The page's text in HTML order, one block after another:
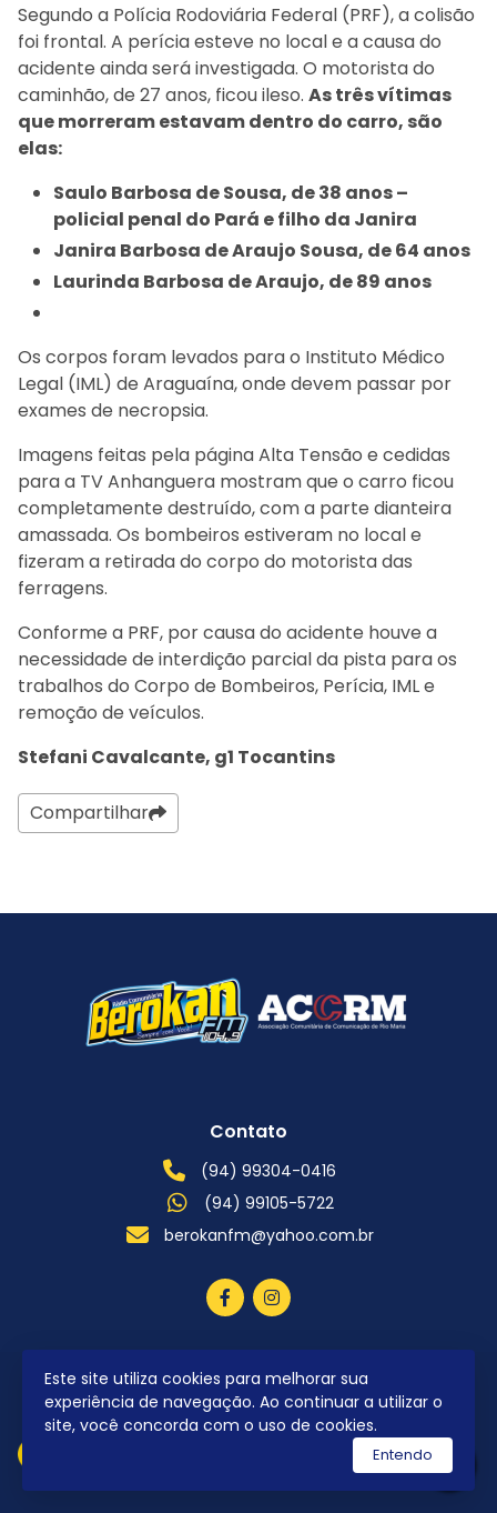
Segundo a Polícia Rodoviária Federal (PRF), a colisão
foi frontal. A perícia esteve no local e a causa do
acidente ainda será investigada. O motorista do
caminhão, de 27 anos, ficou ileso. As três vítimas
que morreram estavam dentro do carro, são
elas:
Saulo Barbosa de Sousa, de 38 anos –
policial penal do Pará e filho da Janira
Janira Barbosa de Araujo Sousa, de 64 anos
Laurinda Barbosa de Araujo, de 89 anos
Os corpos foram levados para o Instituto Médico
Legal (IML) de Araguaína, onde devem passar por
exames de necropsia.
Imagens feitas pela página Alta Tensão e cedidas
para a TV Anhanguera mostram que o carro ficou
completamente destruído, com a parte dianteira
amassada. Os bombeiros estiveram no local e
fizeram a retirada do corpo do motorista das
ferragens.
Conforme a PRF, por causa do acidente houve a
necessidade de interdição parcial da pista para os
trabalhos do Corpo de Bombeiros, Perícia, IML e
remoção de veículos.
Stefani Cavalcante, g1 Tocantins
Compartilhar
Este site utiliza cookies para melhorar sua
experiência de navegação. Ao continuar a utilizar o
site, você concorda com o uso de cookies.
Entendo
Contato
(94) 99304-0416
(94) 99105-5722
berokanfm@yahoo.com.br
2026 © Todos os direitos reservados.